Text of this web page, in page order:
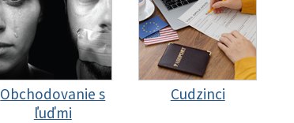
Obchodovanie s
ľuďmi
Cudzinci